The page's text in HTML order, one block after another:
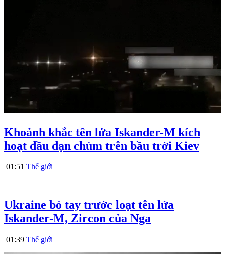
Khoảnh khắc tên lửa Iskander-M kích
hoạt đầu đạn chùm trên bầu trời Kiev
01:51 Thế giới
Ukraine bó tay trước loạt tên lửa
Iskander-M, Zircon của Nga
01:39 Thế giới